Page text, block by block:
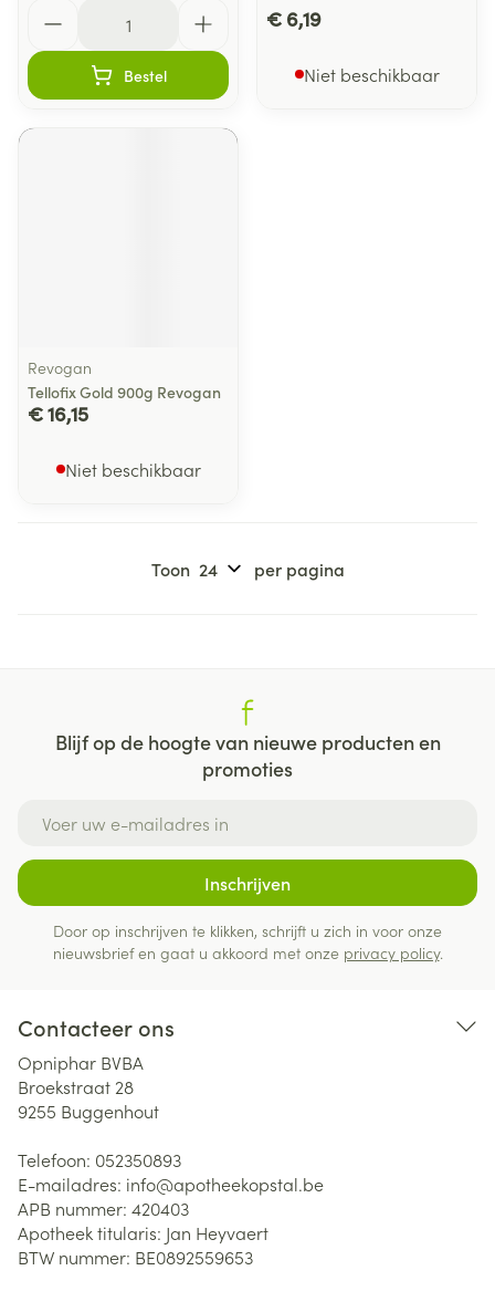
Bestel
€ 6,19
Niet beschikbaar
Revogan
Tellofix Gold 900g Revogan
€ 16,15
Niet beschikbaar
Toon per pagina
Blijf op de hoogte van nieuwe producten en
promoties
Inschrijven
Door op inschrijven te klikken, schrijft u zich in voor onze
nieuwsbrief en gaat u akkoord met onze privacy policy.
Contacteer ons
Opniphar BVBA
Broekstraat 28
9255 Buggenhout
Telefoon: 052350893
E-mailadres: info@apotheekopstal.be
APB nummer: 420403
Apotheek titularis: Jan Heyvaert
BTW nummer: BE0892559653